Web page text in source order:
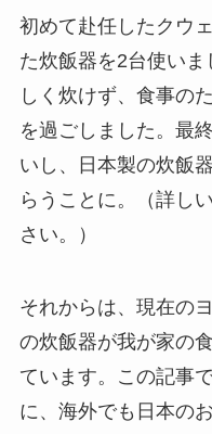
初めて赴任したクウ
た炊飯器を2台使い
しく炊けず、食事の
を過ごしました。最
いし、日本製の炊飯
らうことに。（詳し
さい。）
それからは、現在の
の炊飯器が我が家の
ています。この記事
に、海外でも日本の